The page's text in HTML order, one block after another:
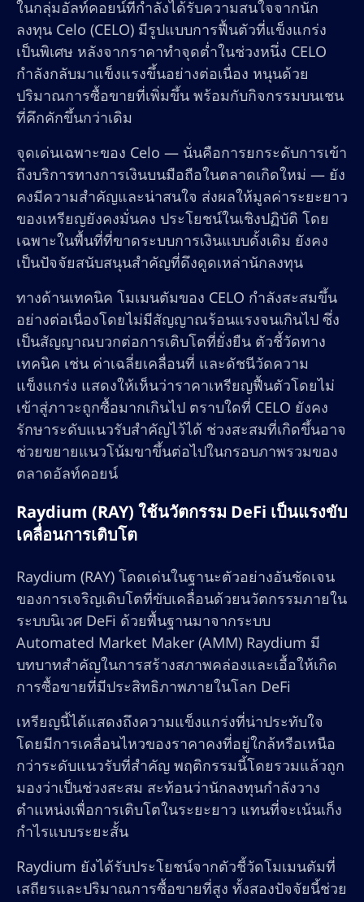
ในกลุ่มอัลท์คอยน์ที่กำลังได้รับความสนใจจากนัก
ลงทุน Celo (CELO) มีรูปแบบการฟื้นตัวที่แข็งแกร่ง
เป็นพิเศษ หลังจากราคาทำจุดต่ำในช่วงหนึ่ง CELO
กำลังกลับมาแข็งแรงขึ้นอย่างต่อเนื่อง หนุนด้วย
ปริมาณการซื้อขายที่เพิ่มขึ้น พร้อมกับกิจกรรมบนเชน
ที่คึกคักขึ้นกว่าเดิม
จุดเด่นเฉพาะของ Celo — นั่นคือการยกระดับการเข้า
ถึงบริการทางการเงินบนมือถือในตลาดเกิดใหม่ — ยัง
คงมีความสำคัญและน่าสนใจ ส่งผลให้มูลค่าระยะยาว
ของเหรียญยังคงมั่นคง ประโยชน์ในเชิงปฏิบัติ โดย
เฉพาะในพื้นที่ที่ขาดระบบการเงินแบบดั้งเดิม ยังคง
เป็นปัจจัยสนับสนุนสำคัญที่ดึงดูดเหล่านักลงทุน
ทางด้านเทคนิค โมเมนตัมของ CELO กำลังสะสมขึ้น
อย่างต่อเนื่องโดยไม่มีสัญญาณร้อนแรงจนเกินไป ซึ่ง
เป็นสัญญาณบวกต่อการเติบโตที่ยั่งยืน ตัวชี้วัดทาง
เทคนิค เช่น ค่าเฉลี่ยเคลื่อนที่ และดัชนีวัดความ
แข็งแกร่ง แสดงให้เห็นว่าราคาเหรียญฟื้นตัวโดยไม่
เข้าสู่ภาวะถูกซื้อมากเกินไป ตราบใดที่ CELO ยังคง
รักษาระดับแนวรับสำคัญไว้ได้ ช่วงสะสมที่เกิดขึ้นอาจ
ช่วยขยายแนวโน้มขาขึ้นต่อไปในกรอบภาพรวมของ
ตลาดอัลท์คอยน์
Raydium (RAY) ใช้นวัตกรรม DeFi เป็นแรงขับ
เคลื่อนการเติบโต
Raydium (RAY) โดดเด่นในฐานะตัวอย่างอันชัดเจน
ของการเจริญเติบโตที่ขับเคลื่อนด้วยนวัตกรรมภายใน
ระบบนิเวศ DeFi ด้วยพื้นฐานมาจากระบบ
Automated Market Maker (AMM) Raydium มี
บทบาทสำคัญในการสร้างสภาพคล่องและเอื้อให้เกิด
การซื้อขายที่มีประสิทธิภาพภายในโลก DeFi
เหรียญนี้ได้แสดงถึงความแข็งแกร่งที่น่าประทับใจ
โดยมีการเคลื่อนไหวของราคาคงที่อยู่ใกล้หรือเหนือ
กว่าระดับแนวรับที่สำคัญ พฤติกรรมนี้โดยรวมแล้วถูก
มองว่าเป็นช่วงสะสม สะท้อนว่านักลงทุนกำลังวาง
ตำแหน่งเพื่อการเติบโตในระยะยาว แทนที่จะเน้นเก็ง
กำไรแบบระยะสั้น
Raydium ยังได้รับประโยชน์จากตัวชี้วัดโมเมนตัมที่
เสถียรและปริมาณการซื้อขายที่สูง ทั้งสองปัจจัยนี้ช่วย